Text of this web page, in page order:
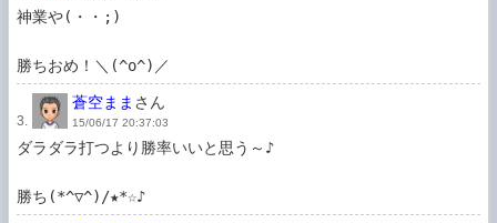
神業や(・・;)
勝ちおめ！＼(^o^)／
3.
蒼空まま さん
15/06/17 20:37:03
ダラダラ打つより勝率いいと思う～♪
勝ち(*^▽^)/★*☆♪